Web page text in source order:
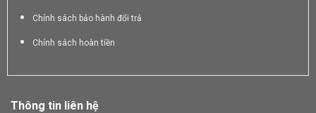
Chính sách bảo hành đổi trả
Chính sách hoàn tiền
Thông tin liên hệ